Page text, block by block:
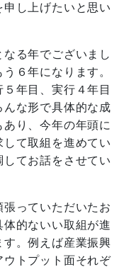
し上げたいと思い
る年でございまし
６年になります。
年目、実行４年目
な形で具体的な成
り、今年の年頭に
て取組を進めてい
てお話をさせてい
っていただいたお
的ないい取組が進
。例えば産業振興
トプット面それぞ